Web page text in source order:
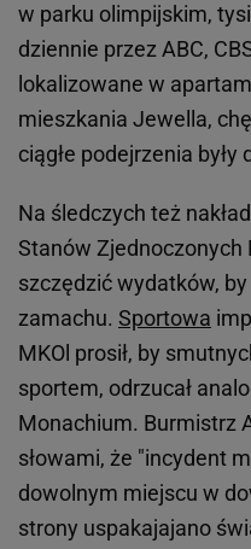
w parku olimpijskim,
dziennie przez ABC,
lokalizowane w
mieszkania Jewella,
ciągłe podejrzenia
Na śledczych też
Stanów Zjednoczonych
szczędzić wydatków,
zamachu. Sportowa
MKOl prosił, by
sportem, odrzucał
Monachium. Burmistrz
słowami, że "incydent
dowolnym miejscu w
strony uspakajajano